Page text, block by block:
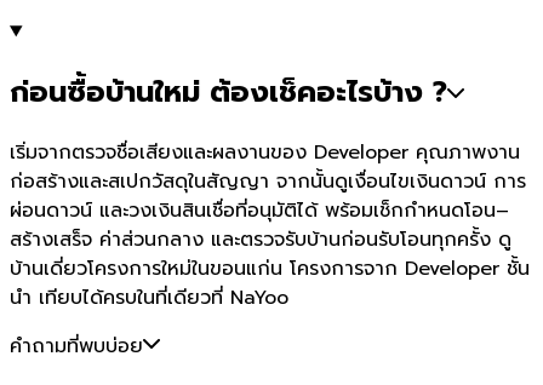
ก่อนซื้อบ้านใหม่ ต้องเช็คอะไรบ้าง ?
เริ่มจากตรวจชื่อเสียงและผลงานของ Developer คุณภาพงาน
ก่อสร้างและสเปกวัสดุในสัญญา จากนั้นดูเงื่อนไขเงินดาวน์ การ
ผ่อนดาวน์ และวงเงินสินเชื่อที่อนุมัติได้ พร้อมเช็กกำหนดโอน–
สร้างเสร็จ ค่าส่วนกลาง และตรวจรับบ้านก่อนรับโอนทุกครั้ง ดู
บ้านเดี่ยวโครงการใหม่ในขอนแก่น โครงการจาก Developer ชั้น
นำ เทียบได้ครบในที่เดียวที่ NaYoo
คำถามที่พบบ่อย